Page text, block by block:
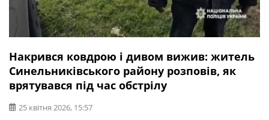
Накрився ковдрою і дивом вижив: житель
Синельниківського району розповів, як
врятувався під час обстрілу
25 квітня 2026, 15:57